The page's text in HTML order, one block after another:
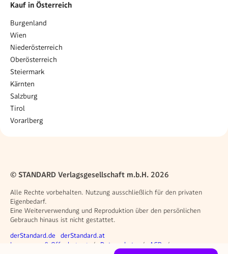
Kauf in Österreich
Burgenland
Wien
Niederösterreich
Oberösterreich
Steiermark
Kärnten
Salzburg
Tirol
Vorarlberg
© STANDARD Verlagsgesellschaft m.b.H. 2026
Alle Rechte vorbehalten. Nutzung ausschließlich für den privaten
Eigenbedarf.
Eine Weiterverwendung und Reproduktion über den persönlichen
Gebrauch hinaus ist nicht gestattet.
Weitere Angebote
derStandard.de derStandard.at
Rechtliches
Impressum & Offenlegung Datenschutz
AGB